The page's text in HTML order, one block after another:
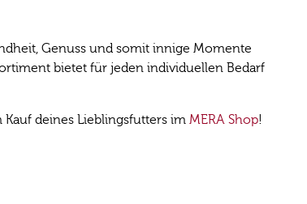
Genuss und somit innige Momente
bietet für jeden individuellen Bedarf
deines Lieblingsfutters im MERA Shop!